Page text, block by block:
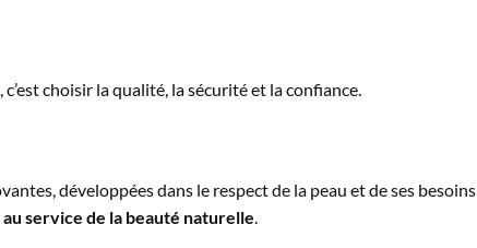
choisir la qualité, la sécurité et la confiance.
développées dans le respect de la peau et de ses besoins
service de la beauté naturelle